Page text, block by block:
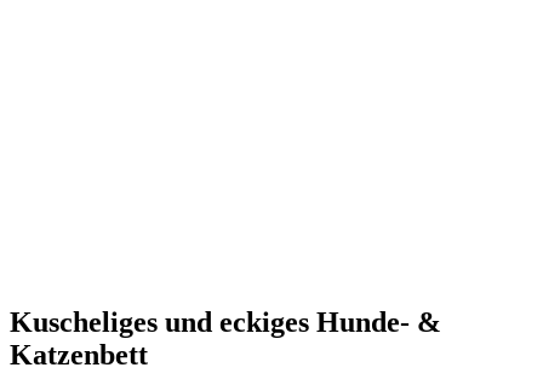
Kuscheliges und eckiges Hunde- &
Katzenbett